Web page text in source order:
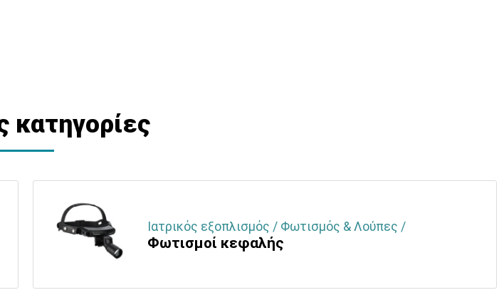
κατηγορίες
Ιατρικός εξοπλισμός / Φωτισμός & Λούπες /
Φωτισμοί κεφαλής